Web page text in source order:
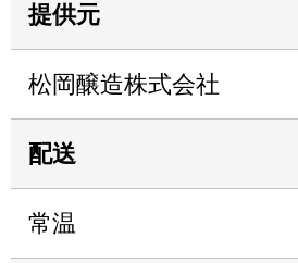
提供元
松岡醸造株式会社
配送
常温